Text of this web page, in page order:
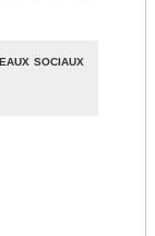
sociaux